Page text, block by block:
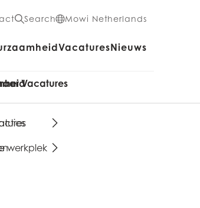
Search Mowi Netherlands
Vacatures
Vacatures
werkplek
Nieuws